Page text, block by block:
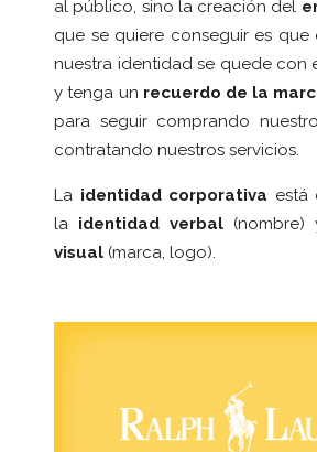
al público, sino la creación del
que se quiere conseguir es
nuestra identidad se quede con
y tenga un recuerdo de la
para seguir comprando
contratando nuestros servicios.
La identidad corporativa está
la identidad verbal (nombre)
visual (marca, logo).